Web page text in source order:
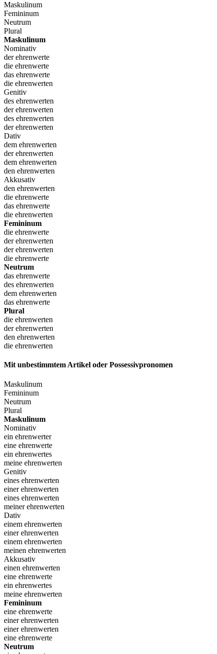
Maskulinum
Femininum
Neutrum
Plural
Maskulinum
Nominativ
der ehrenwerte
die ehrenwerte
das ehrenwerte
die ehrenwerten
Genitiv
des ehrenwerten
der ehrenwerten
des ehrenwerten
der ehrenwerten
Dativ
dem ehrenwerten
der ehrenwerten
dem ehrenwerten
den ehrenwerten
Akkusativ
den ehrenwerten
die ehrenwerte
das ehrenwerte
die ehrenwerten
Femininum
die ehrenwerte
der ehrenwerten
der ehrenwerten
die ehrenwerte
Neutrum
das ehrenwerte
des ehrenwerten
dem ehrenwerten
das ehrenwerte
Plural
die ehrenwerten
der ehrenwerten
den ehrenwerten
die ehrenwerten
Mit unbestimmtem Artikel oder Possessivpronomen
Maskulinum
Femininum
Neutrum
Plural
Maskulinum
Nominativ
ein ehrenwerter
eine ehrenwerte
ein ehrenwertes
meine ehrenwerten
Genitiv
eines ehrenwerten
einer ehrenwerten
eines ehrenwerten
meiner ehrenwerten
Dativ
einem ehrenwerten
einer ehrenwerten
einem ehrenwerten
meinen ehrenwerten
Akkusativ
einen ehrenwerten
eine ehrenwerte
ein ehrenwertes
meine ehrenwerten
Femininum
eine ehrenwerte
einer ehrenwerten
einer ehrenwerten
eine ehrenwerte
Neutrum